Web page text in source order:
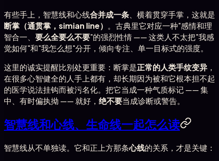
有些手上，智慧线和心线合并成一条、横着贯穿手掌，这就是
断掌（通贯掌，simian line） 。古典里它对应一种"感情和理
智合一、 要么全要么不要"的强烈性情 —— 这类人不太把"我感
觉如何"和"我怎么想"分开，倾向专注、单一目标式的强度。
这里的诚实提醒比别处更重要：断掌是正常的人类手纹变异 ，
在很多心智健全的人手上都有，却长期因为被和它根本担不起
的医学说法挂钩而被污名化。把它当成一种气质标记 —— 集
中、有时偏执拗 —— 就好， 绝不要当成诊断或警告。
智慧线和心线、生命线一起怎么读
智慧线从不单独读。它和正上方那条心线的关系，才是关键：